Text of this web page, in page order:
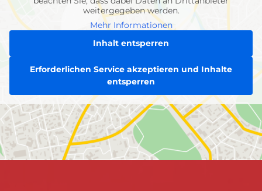
weitergegeben werden.
Mehr Informationen
Inhalt entsperren
Erforderlichen Service akzeptieren und Inhalte
entsperren